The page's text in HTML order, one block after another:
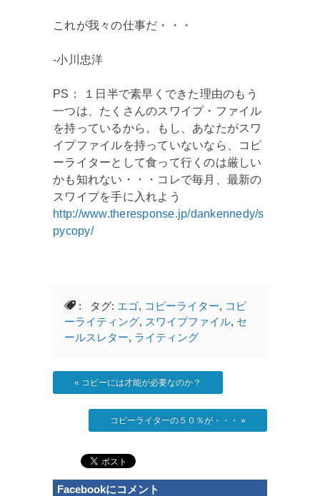
これが我々の仕事だ・・・
-小川忠洋
PS： １日半で素早くできた理由のもう
一つは、たくさんのスワイプ・ファイル
を持っているから。もし、あなたがスワ
イプファイルを持っていないなら、コピ
ーライターとして食って行くのは厳しい
かも知れない・・・コレで毎月、最新の
スワイプを手に入れよう
http://www.theresponse.jp/dankennedy/s
pycopy/
: タグ: エゴ, コピーライター, コピ
ーライティング, スワイプファイル, セ
ールスレター, ライティング
« コピーには才能が必要なのか？
コピーライターの５０％が・・・ »
Facebookにコメント